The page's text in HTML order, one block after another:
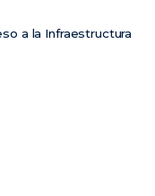
a la Infraestructura